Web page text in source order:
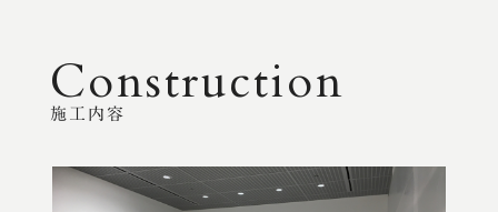
Construction
施工内容